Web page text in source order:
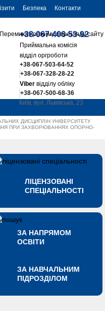
Безпека Контакти
+38-067-406-53-92
Приймальна комісія
відділ оргроботи
+38-067-503-64-52
+38-067-328-28-22
Viberвідділу обліку
+38-067-500-68-36
Київ, вул. Львівська, 23
ДИСЦИПЛІН УНІВЕРСИТЕТУ
ПРИ ЗАХВОРЮВАННЯХ ОПОРНО-
ЛІЦЕНЗОВАНІ
СПЕЦІАЛЬНОСТІ
ЗА НАПРЯМОМ
ОСВІТИ
ЗА НАВЧАЛЬНИМ
ПІДРОЗДІЛОМ